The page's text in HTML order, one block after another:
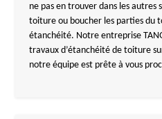
ne pas en trouver dans les
toiture ou boucher les parties du
étanchéité. Notre entreprise
travaux d’étanchéité de toiture
notre équipe est prête à vous